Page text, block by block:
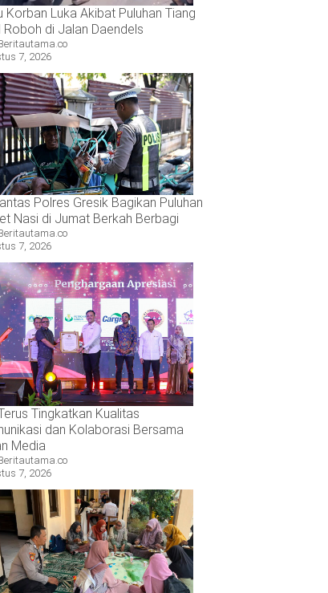
Korban Luka Akibat Puluhan Tiang
Roboh di Jalan Daendels
7, 2026
Polres Gresik Bagikan Puluhan
Nasi di Jumat Berkah Berbagi
7, 2026
Tingkatkan Kualitas
dan Kolaborasi Bersama
Media
7, 2026